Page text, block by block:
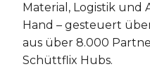
Material, Logistik und
Hand – gesteuert
aus über 8.000
Schüttflix Hubs.